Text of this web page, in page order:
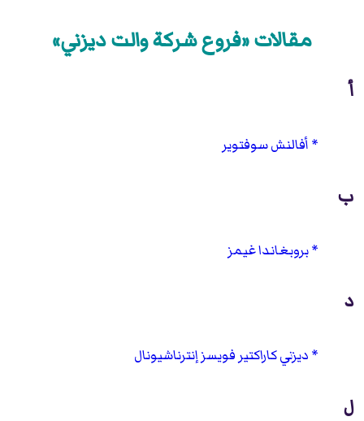
مقالات «فروع شركة والت ديزني»
أ
أفالنش سوفتوير
ب
بروبغاندا غيمز
د
ديزني كاراكتير فويسز إنترناشيونال
ل